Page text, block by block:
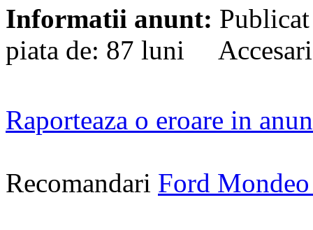
Informatii anunt:
piata de: 87 luni
Raporteaza o eroare in
Recomandari Ford